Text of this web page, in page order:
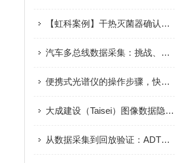
【虹科案例】干热灭菌器确认和去热源工艺验证
汽车多总线数据采集：挑战、架构与同步策略全解析
便携式光谱仪的操作步骤，快来学习下吧
大成建设（Taisei）图像数据隐私保护与AI开发协同案例解析
从数据采集到回放验证：ADTF 适配 ROS2 的 ADAS 测试实践